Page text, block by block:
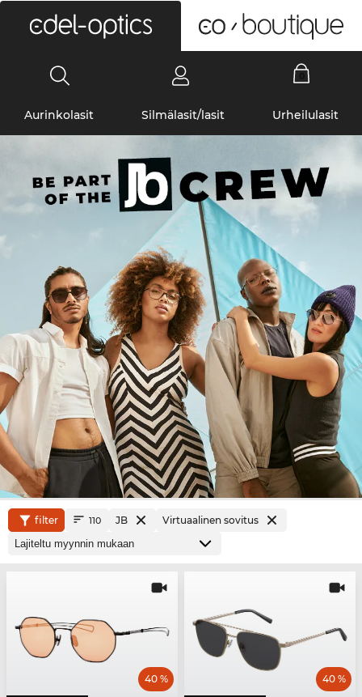
Aurinkolasit Silmälasit/lasit Urheilulasit
filter 110 JB Virtuaalinen sovitus
40 % 40 %